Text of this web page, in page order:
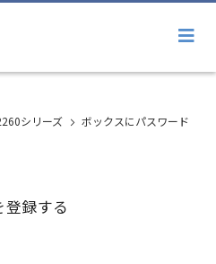
シリーズ
ボックスにパスワード
録する